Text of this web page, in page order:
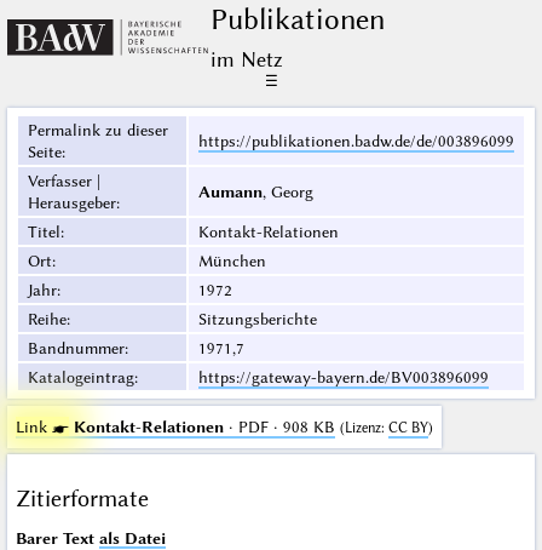
Publikationen
im Netz
☰
Permalink zu dieser
Seite:
https://publikationen.badw.de/de/003896099
Verfasser |
Herausgeber:
Aumann, Georg
Titel:
Kontakt-Relationen
Ort:
München
Jahr:
1972
Reihe:
Sitzungsberichte
Bandnummer:
1971,7
Katalogeintrag: https://gateway-bayern.de/BV003896099
Link ☛ Kontakt-Relationen· PDF · 908 KB (Lizenz: CC BY)
Zitierformate
Barer Text als Datei